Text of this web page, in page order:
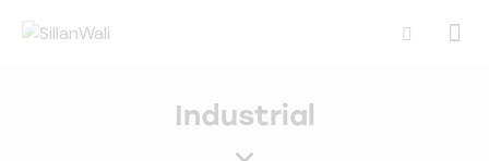
Industrial